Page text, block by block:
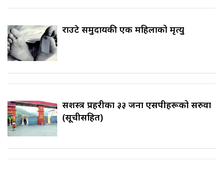
राउटे समुदायकी एक महिलाको मृत्यु
सशस्त्र प्रहरीका ३३ जना एसपीहरूको सरुवा
(सूचीसहित)